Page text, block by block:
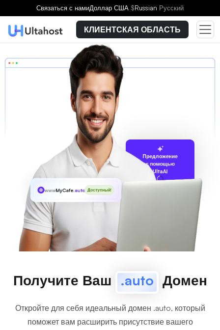
Связаться с намиДоллар США $Russian Русский
КЛИЕНТСКАЯ ОБЛАСТЬ
Предложение
с помощью
UltaAI
wwwMyCafe.auto Доступный!
Получите Ваш .auto Домен
Откройте для себя идеальный домен .auto, который
поможет вам расширить присутствие вашего